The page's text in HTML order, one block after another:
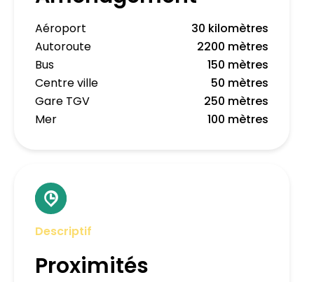
Aéroport
30 kilomètres
Autoroute
2200 mètres
Bus
150 mètres
Centre ville
50 mètres
Gare TGV
250 mètres
Mer
100 mètres
Descriptif
Proximités